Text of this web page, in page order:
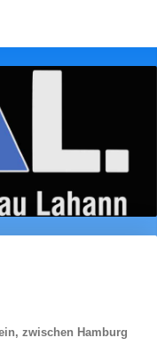
zwischen Hamburg